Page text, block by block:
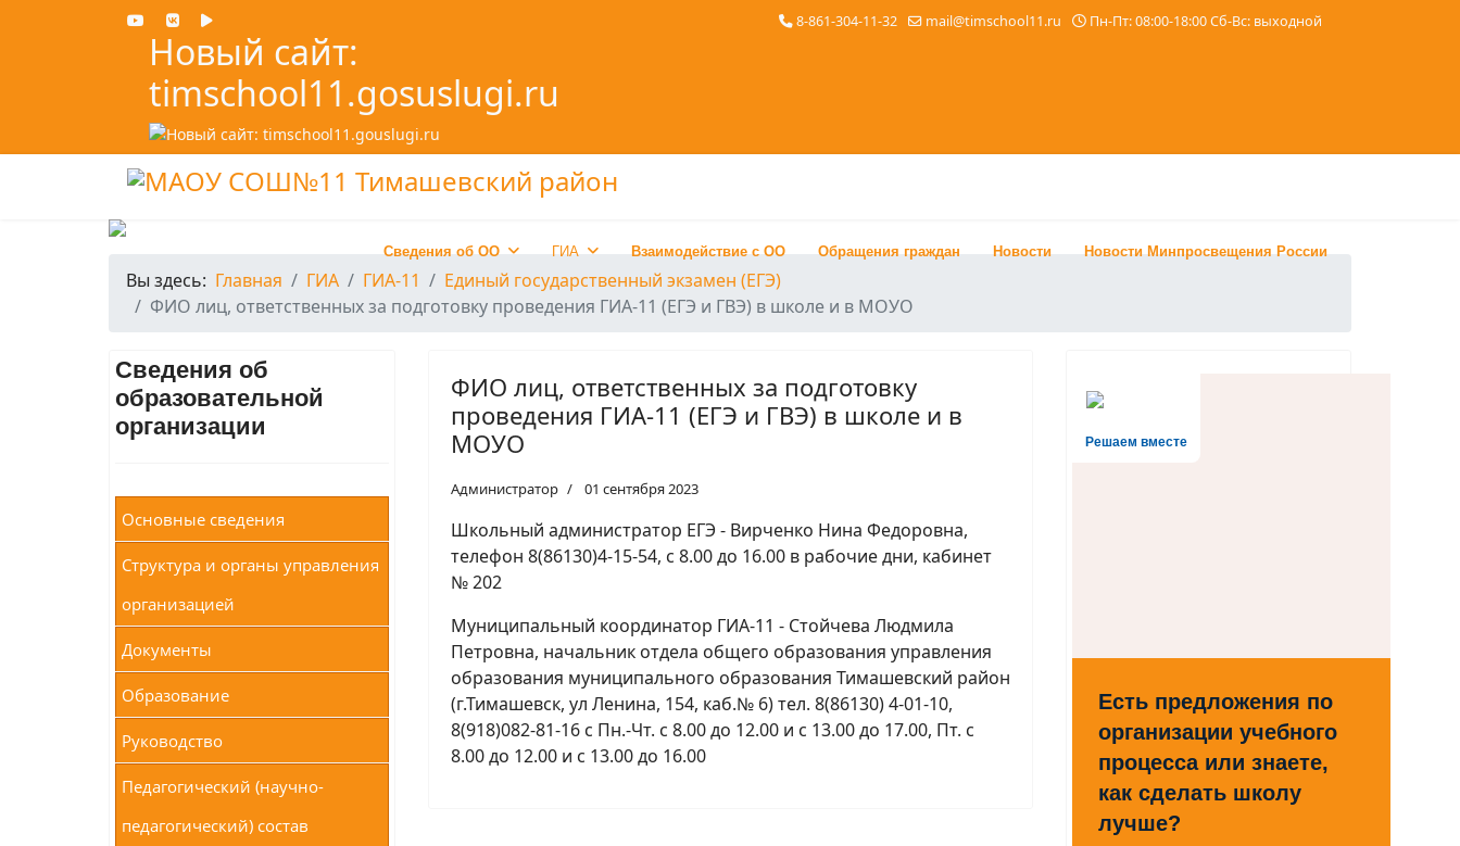
Новый сайт:
timschool11.gosuslugi.ru
8-861-304-11-32 mail@timschool11.ru Пн-Пт: 08:00-18:00 Сб-Вс: выходной
Сведения об ОО ГИА Взаимодействие с ОО Обращения граждан Новости Новости Минпросвещения России
Вы здесь: Главная ГИА ГИА-11
Единый государственный экзамен (ЕГЭ)
ФИО лиц, ответственных за подготовку проведения ГИА-11 (ЕГЭ и ГВЭ) в школе и в МОУО
Сведения об
образовательной
организации
Основные сведения
Структура и органы управления
организацией
Документы
Образование
Руководство
Педагогический (научно-
педагогический) состав
ФИО лиц, ответственных за подготовку
проведения ГИА-11 (ЕГЭ и ГВЭ) в школе и в
МОУО
Администратор 01 сентября 2023
Школьный администратор ЕГЭ - Вирченко Нина Федоровна,
телефон 8(86130)4-15-54, с 8.00 до 16.00 в рабочие дни, кабинет
№ 202
Муниципальный координатор ГИА-11 - Стойчева Людмила
Петровна, начальник отдела общего образования управления
образования муниципального образования Тимашевский район
(г.Тимашевск, ул Ленина, 154, каб.№ 6) тел. 8(86130) 4-01-10,
8(918)082-81-16 с Пн.-Чт. с 8.00 до 12.00 и с 13.00 до 17.00, Пт. с
8.00 до 12.00 и с 13.00 до 16.00
Решаем вместе
Есть предложения по
организации учебного
процесса или знаете,
как сделать школу
лучше?